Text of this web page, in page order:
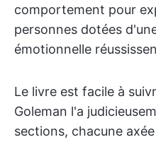
comportement pour
personnes dotées
émotionnelle
Le livre est facile à
Goleman l'a
sections, chacune